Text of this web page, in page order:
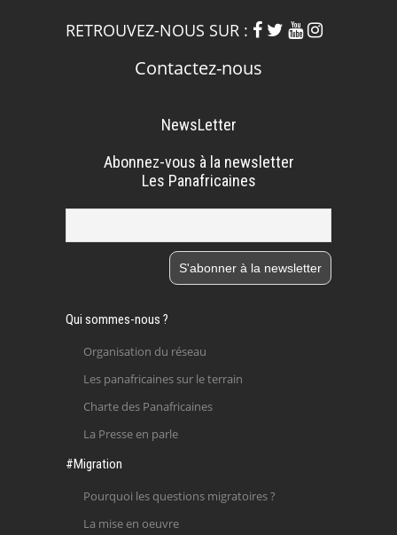
RETROUVEZ-NOUS SUR :
Contactez-nous
NewsLetter
Abonnez-vous à la newsletter
Les Panafricaines
Qui sommes-nous ?
Organisation du réseau
Les panafricaines sur le terrain
Charte des Panafricaines
La Presse en parle
#Migration
Pourquoi les questions migratoires ?
La mise en oeuvre